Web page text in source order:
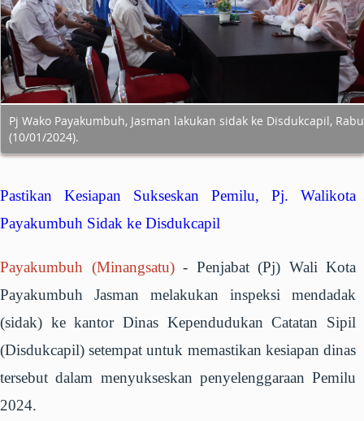
Pj Wako Payakumbuh, Jasman lakukan sidak ke Disdukcapil, Rabu
(10/01/2024).
Pastikan Kesiapan Sukseskan Pemilu, Pj. Walikota
Payakumbuh Sidak ke Disdukcapil
Payakumbuh (Minangsatu)- Penjabat (Pj) Wali Kota
Payakumbuh Jasman melakukan inspeksi mendadak
(sidak) ke kantor Dinas Kependudukan Catatan Sipil
(Disdukcapil) setempat untuk memastikan kesiapan dinas
tersebut dalam menyukseskan penyelenggaraan Pemilu
2024.